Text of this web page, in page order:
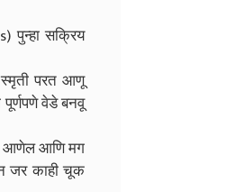
पुन्हा सक्रिय
स्मृती परत आणू
वेडे बनवू
आणेल आणि मग
जर काही चूक